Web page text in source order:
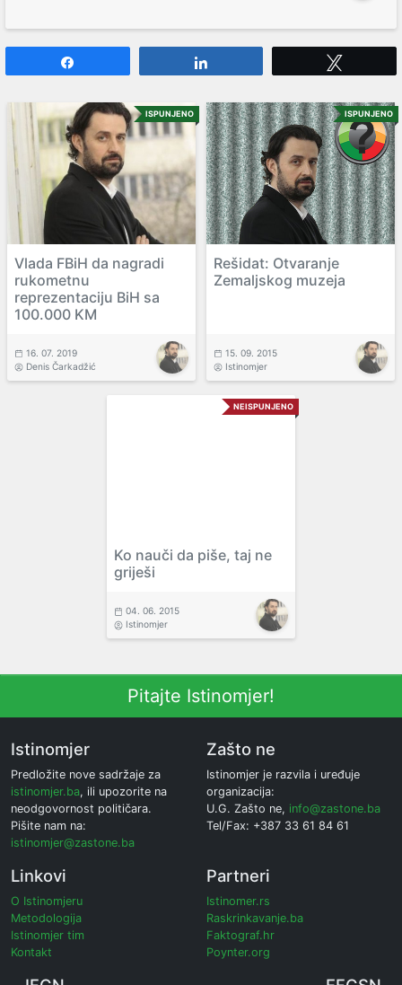
ISPUNJENO
Vlada FBiH da nagradi
rukometnu
reprezentaciju BiH sa
100.000 KM
16. 07. 2019
Denis Čarkadžić
ISPUNJENO
Rešidat: Otvaranje
Zemaljskog muzeja
15. 09. 2015
Istinomjer
NEISPUNJENO
Ko nauči da piše, taj ne
griješi
04. 06. 2015
Istinomjer
Pitajte Istinomjer!
Istinomjer
Predložite nove sadržaje za
istinomjer.ba, ili upozorite na
neodgovornost političara.
Pišite nam na:
istinomjer@zastone.ba
Zašto ne
Istinomjer je razvila i uređuje
organizacija:
U.G. Zašto ne, info@zastone.ba
Tel/Fax: +387 33 61 84 61
Linkovi
O Istinomjeru
Metodologija
Istinomjer tim
Kontakt
Partneri
Istinomer.rs
Raskrinkavanje.ba
Faktograf.hr
Poynter.org